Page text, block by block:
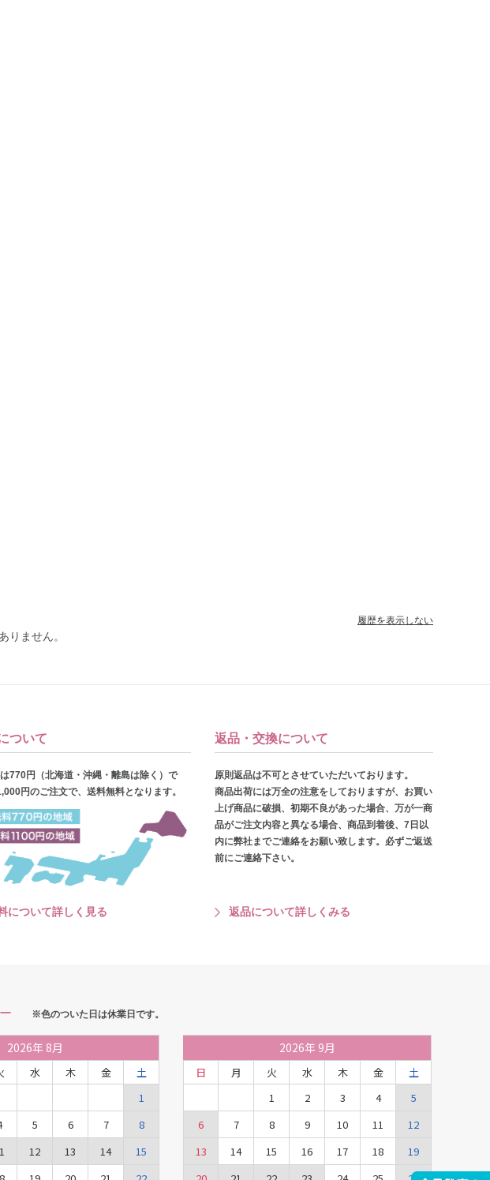
りません。
履歴を表示しない
ついて
770円（北海道・沖縄・離島は除く）で
円のご注文で、送料無料となります。
について詳しく見る
返品・交換について
原則返品は不可とさせていただいております。
商品出荷には万全の注意をしておりますが、お買い
上げ商品に破損、初期不良があった場合、万が一商
品がご注文内容と異なる場合、商品到着後、7日以
内に弊社までご連絡をお願い致します。必ずご返送
前にご連絡下さい。
返品について詳しくみる
※色のついた日は休業日です。
2026年 8月
水 木 金
土
1
5 6 7
8
12 13 14
15
2026年 9月
日 月 火 水 木 金
土
1
2 3 4
5
6
7 8 9 10 11
12
13
14 15 16 17 18
19